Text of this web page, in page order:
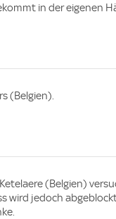
in der eigenen
(Belgien).
(Belgien)
wird jedoch